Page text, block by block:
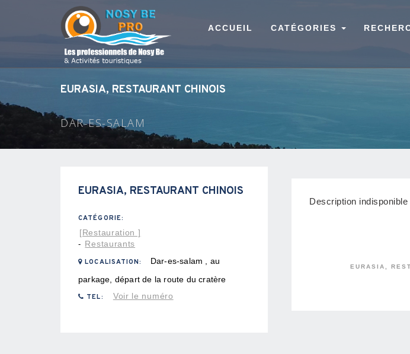
ACCUEIL CATÉGORIES
EURASIA, RESTAURANT CHINOIS
DAR-ES-SALAM
EURASIA, RESTAURANT CHINOIS
CATÉGORIE:
[Restauration ]
- Restaurants
LOCALISATION:
Dar-es-salam , au
parkage, départ de la route du cratère
TEL: Voir le numéro
Description indisponible
EURASIA,